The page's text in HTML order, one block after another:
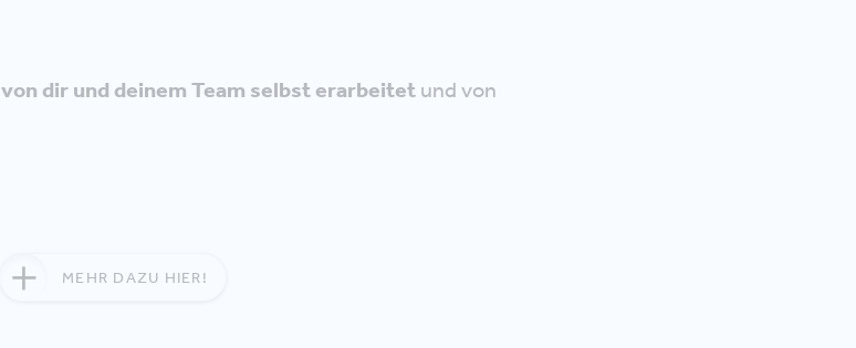
von dir und deinem Team selbst erarbeitetund von
MEHR DAZU HIER!